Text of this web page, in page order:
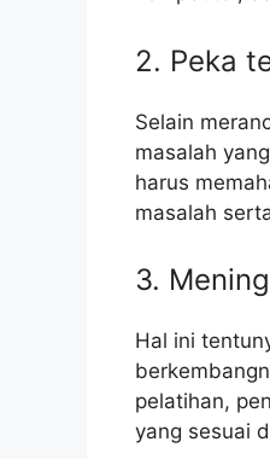
2. Peka
Selain
masalah
harus
masalah
3.
Hal ini
pelatihan,
yang sesuai